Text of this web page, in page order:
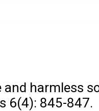
harmless
6(4): 845-847.